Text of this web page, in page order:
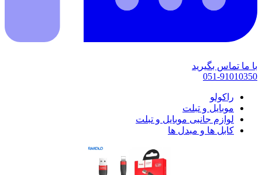
با ما تماس بگیرید
051-91010350
راکولو
موبایل و تبلت
لوازم جانبی موبایل و تبلت
کابل ها و مبدل ها